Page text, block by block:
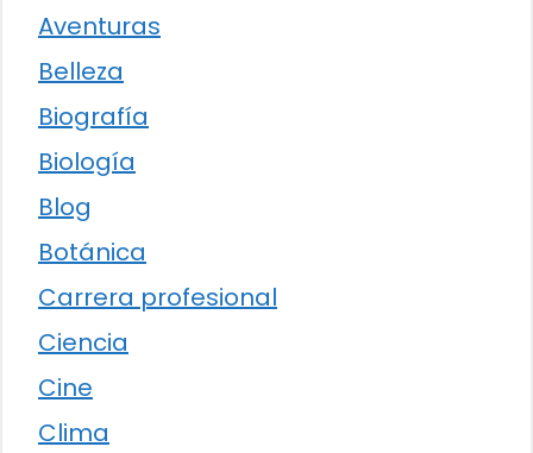
Aventuras
Belleza
Biografía
Biología
Blog
Botánica
Carrera profesional
Ciencia
Cine
Clima